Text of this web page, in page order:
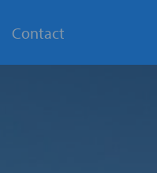
Contact